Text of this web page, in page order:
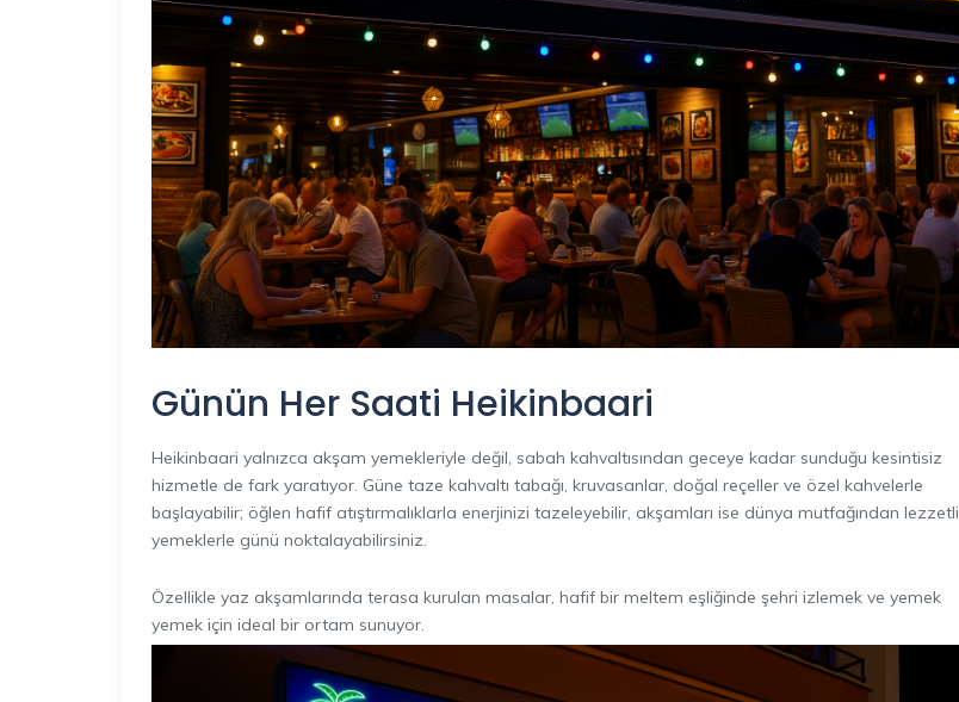
Günün Her Saati Heikinbaari
Heikinbaari yalnızca akşam yemekleriyle değil, sabah kahvaltısından geceye kadar sunduğu kesintisiz
hizmetle de fark yaratıyor. Güne taze kahvaltı tabağı, kruvasanlar, doğal reçeller ve özel kahvelerle
başlayabilir; öğlen hafif atıştırmalıklarla enerjinizi tazeleyebilir, akşamları ise dünya mutfağından lezzetli
yemeklerle günü noktalayabilirsiniz.
Özellikle yaz akşamlarında terasa kurulan masalar, hafif bir meltem eşliğinde şehri izlemek ve yemek
yemek için ideal bir ortam sunuyor.